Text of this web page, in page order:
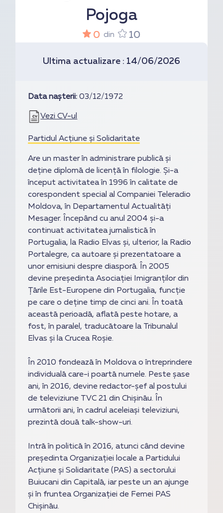
Pojoga
0 din 10
Ultima actualizare : 14/06/2026
Data nașterii:03/12/1972
Vezi CV-ul
Partidul Acțiune și Solidaritate
Are un master în administrare publică și
deține diplomă de licență în filologie. Și-a
început activitatea în 1996 în calitate de
corespondent special al Companiei Teleradio
Moldova, în Departamentul Actualități
Mesager. Începând cu anul 2004 și-a
continuat activitatea jurnalistică în
Portugalia, la Radio Elvas și, ulterior, la Radio
Portalegre, ca autoare și prezentatoare a
unor emisiuni despre diasporă. În 2005
devine președinta Asociației Imigranților din
Țările Est-Europene din Portugalia, funcție
pe care o deține timp de cinci ani. În toată
această perioadă, aflată peste hotare, a
fost, în paralel, traducătoare la Tribunalul
Elvas și la Crucea Roșie.
În 2010 fondează în Moldova o întreprindere
individuală care-i poartă numele. Peste șase
ani, în 2016, devine redactor-șef al postului
de televiziune TVC 21 din Chișinău. În
următorii ani, în cadrul aceleiași televiziuni,
prezintă două talk-show-uri.
Intră în politică în 2016, atunci când devine
președinta Organizației locale a Partidului
Acțiune și Solidaritate (PAS) a sectorului
Buiucani din Capitală, iar peste un an ajunge
și în fruntea Organizației de Femei PAS
Chișinău.